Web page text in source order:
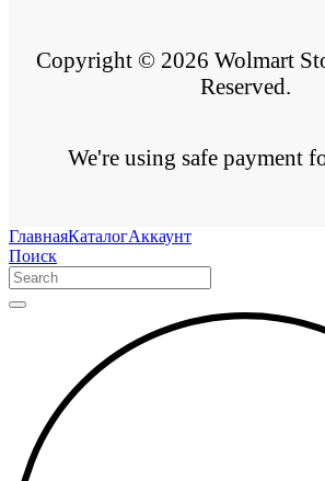
Copyright © 2026 Wolmart
Reserved.
We're using safe payment
ГлавнаяКаталогАккаунт
Поиск